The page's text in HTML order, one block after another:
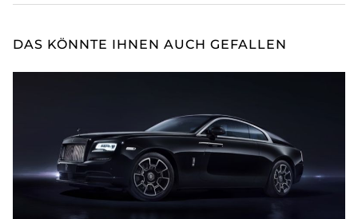
DAS KÖNNTE IHNEN AUCH GEFALLEN